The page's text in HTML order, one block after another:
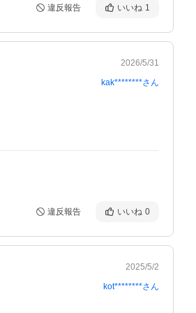
違反報告 いいね 1
2026/5/31
kak********さん
違反報告 いいね 0
2025/5/2
kot********さん